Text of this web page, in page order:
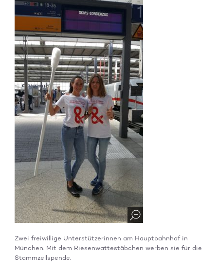
Zwei freiwillige Unterstützerinnen am Hauptbahnhof in
München. Mit dem Riesenwattestäbchen werben sie für die
Stammzellspende.